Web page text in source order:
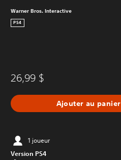
Warner Bros. Interactive
PS4
26,99 $
Ajouter au panier
1 joueur
Version PS4